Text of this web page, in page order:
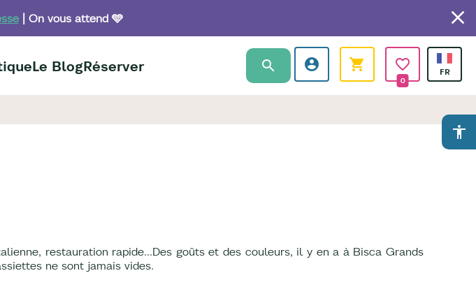
| On vous attend 🩵
Le BlogRéserver
0
accessibility
restauration rapide…Des goûts et des couleurs, il y en a à Bisca Grands
ne sont jamais vides.